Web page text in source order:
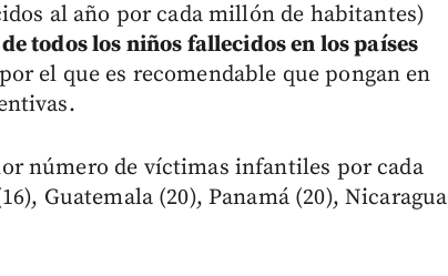
al año por cada millón de habitantes)
todos los niños fallecidos en los países
el que es recomendable que pongan en
número de víctimas infantiles por cada
Guatemala (20), Panamá (20), Nicaragua